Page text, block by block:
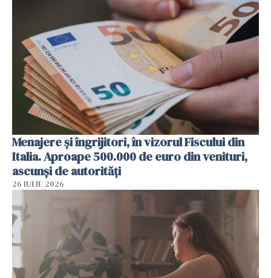
Menajere și îngrijitori, în vizorul Fiscului din
Italia. Aproape 500.000 de euro din venituri,
ascunși de autorități
26 IULIE 2026